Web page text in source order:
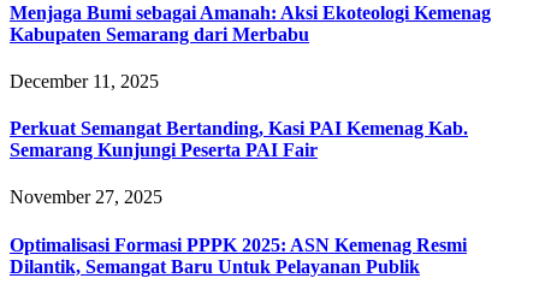
Menjaga Bumi sebagai Amanah: Aksi Ekoteologi Kemenag
Kabupaten Semarang dari Merbabu
December 11, 2025
Perkuat Semangat Bertanding, Kasi PAI Kemenag Kab.
Semarang Kunjungi Peserta PAI Fair
November 27, 2025
Optimalisasi Formasi PPPK 2025: ASN Kemenag Resmi
Dilantik, Semangat Baru Untuk Pelayanan Publik